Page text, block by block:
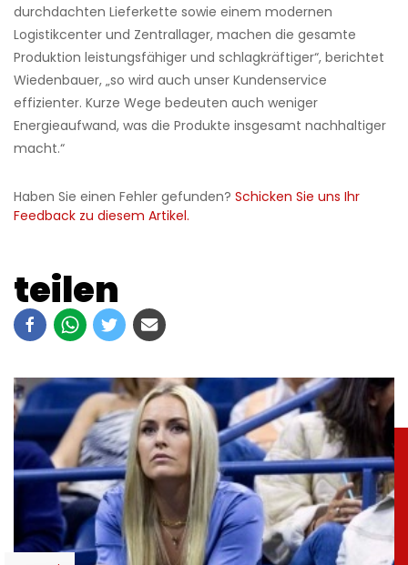
durchdachten Lieferkette sowie einem modernen
Logistikcenter und Zentrallager, machen die gesamte
Produktion leistungsfähiger und schlagkräftiger“, berichtet
Wiedenbauer, „so wird auch unser Kundenservice
effizienter. Kurze Wege bedeuten auch weniger
Energieaufwand, was die Produkte insgesamt nachhaltiger
macht.“
Haben Sie einen Fehler gefunden? Schicken Sie uns Ihr
Feedback zu diesem Artikel.
teilen